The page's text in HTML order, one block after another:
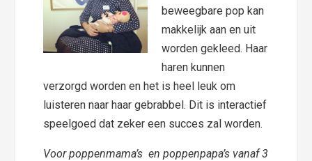
beweegbare pop kan
makkelijk aan en uit
worden gekleed. Haar
haren kunnen
verzorgd worden en het is heel leuk om
luisteren naar haar gebrabbel. Dit is interactief
speelgoed dat zeker een succes zal worden.
Voor poppenmama’s en poppenpapa’s vanaf 3